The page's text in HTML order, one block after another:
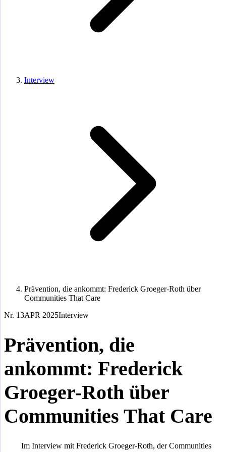
Interview
Prävention, die ankommt: Frederick Groeger-Roth über
Communities That Care
Nr. 13APR 2025Interview
Prävention, die
ankommt: Frederick
Groeger-Roth über
Communities That Care
Im Interview mit Frederick Groeger-Roth, der Communities